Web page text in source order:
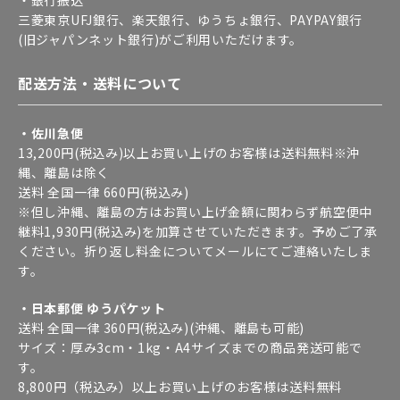
三菱東京UFJ銀行、楽天銀行、ゆうちょ銀行、PAYPAY銀行
(旧ジャパンネット銀行)がご利用いただけます。
配送方法・送料について
・佐川急便
13,200円(税込み)以上お買い上げのお客様は送料無料※沖
縄、離島は除く
送料 全国一律 660円(税込み)
※但し沖縄、離島の方はお買い上げ金額に関わらず航空便中
継料1,930円(税込み)を加算させていただきます。予めご了承
ください。折り返し料金についてメールにてご連絡いたしま
す。
・日本郵便 ゆうパケット
送料 全国一律 360円(税込み)(沖縄、離島も可能)
サイズ：厚み3cm・1kg・A4サイズまでの商品発送可能で
す。
8,800円（税込み）以上お買い上げのお客様は送料無料